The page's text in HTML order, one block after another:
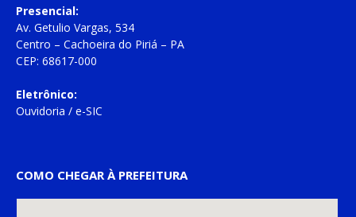
Presencial:
Av. Getulio Vargas, 534
Centro – Cachoeira do Piriá – PA
CEP: 68617-000
Eletrônico:
Ouvidoria / e-SIC
COMO CHEGAR À PREFEITURA